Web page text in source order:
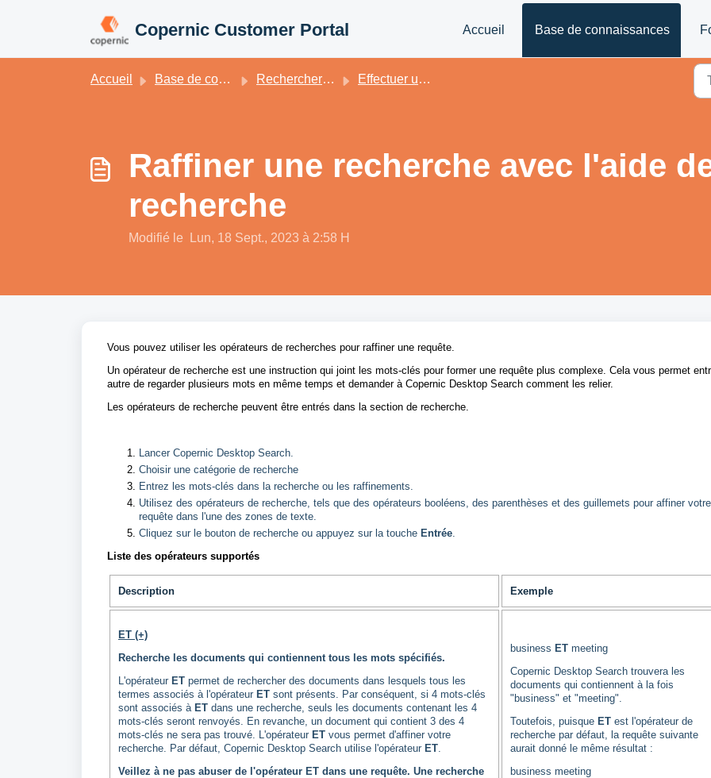
Copernic Customer Portal Accueil Base de connaissances
Accueil Base de connaissances Rechercher et gérer les résultats Effectuer une recherche
Raffiner une recherche avec l'aide
recherche
Modifié le Lun, 18 Sept., 2023 à 2:58 H
Vous pouvez utiliser les opérateurs de recherches pour raffiner une requête.
Un opérateur de recherche est une instruction qui joint les mots-clés pour former une requête plus complexe. Cela vous permet
autre de regarder plusieurs mots en même temps et demander à Copernic Desktop Search comment les relier.
Les opérateurs de recherche peuvent être entrés dans la section de recherche.
Lancer Copernic Desktop Search.
Choisir une catégorie de recherche
Entrez les mots-clés dans la recherche ou les raffinements.
Utilisez des opérateurs de recherche, tels que des opérateurs booléens, des parenthèses et des guillemets pour affiner votre
requête dans l'une des zones de texte.
Cliquez sur le bouton de recherche ou appuyez sur la touche Entrée.
Liste des opérateurs supportés
Description Exemple
ET (+)
Recherche les documents qui contiennent tous les mots spécifiés.
L'opérateur ET permet de rechercher des documents dans lesquels tous les
termes associés à l'opérateur ET sont présents. Par conséquent, si 4 mots-clés
sont associés à ET dans une recherche, seuls les documents contenant les 4
mots-clés seront renvoyés. En revanche, un document qui contient 3 des 4
mots-clés ne sera pas trouvé. L'opérateur ET vous permet d'affiner votre
recherche. Par défaut, Copernic Desktop Search utilise l'opérateur ET.
Veillez à ne pas abuser de l'opérateur ET dans une requête. Une recherche
business ET meeting
Copernic Desktop Search trouvera les
documents qui contiennent à la fois
"business" et "meeting".
Toutefois, puisque ET est l'opérateur de
recherche par défaut, la requête suivante
aurait donné le même résultat :
business meeting